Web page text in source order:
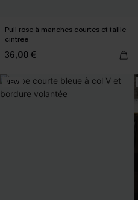
Pull rose à manches courtes et taille
cintrée
36,00 €
NEW